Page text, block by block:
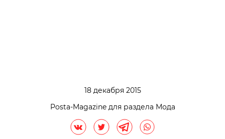
18 декабря 2015
Posta-Magazine для раздела Мода